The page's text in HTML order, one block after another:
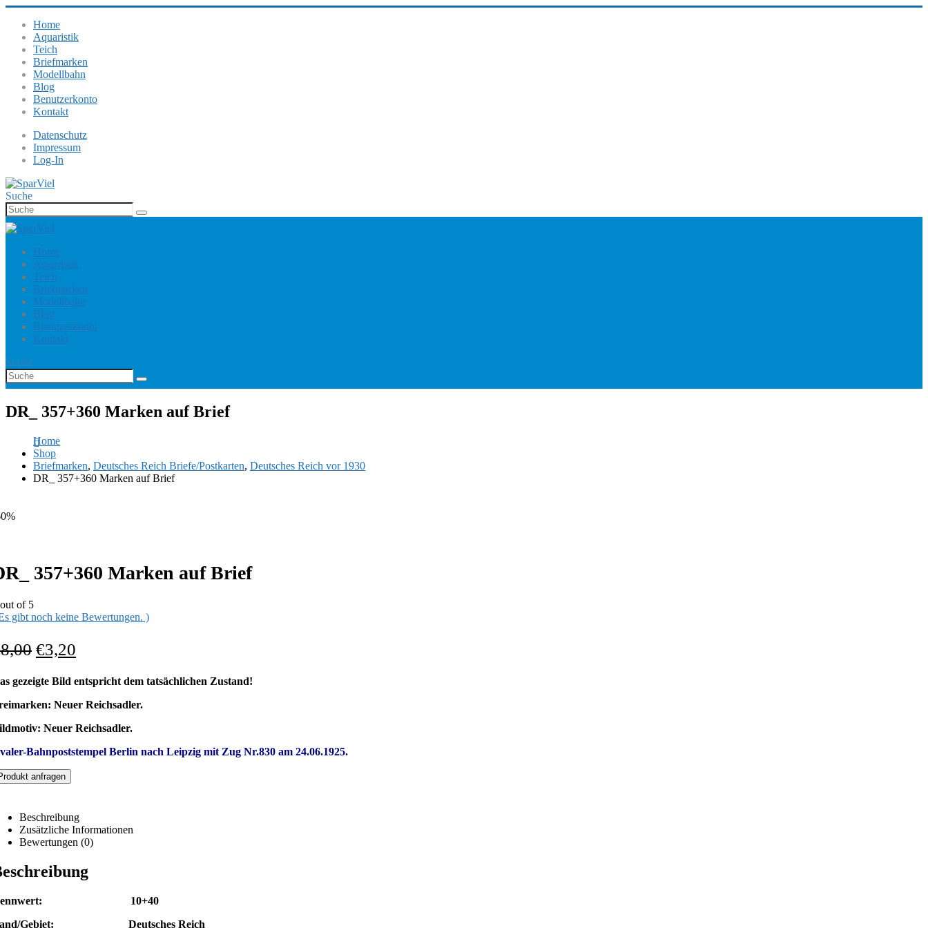
Home
Aquaristik
Teich
Briefmarken
Modellbahn
Blog
Benutzerkonto
Kontakt
Datenschutz
Impressum
Log-In
Suche
Home
Aquaristik
Teich
Briefmarken
Modellbahn
Blog
Benutzerkonto
Kontakt
Suche
DR_ 357+360 Marken auf Brief
Home
Shop
Briefmarken, Deutsches Reich Briefe/Postkarten, Deutsches Reich vor 1930
DR_ 357+360 Marken auf Brief
357+360 Marken auf Brief
of 5
gibt noch keine Bewertungen. )
8,00 €3,20
gezeigte Bild entspricht dem tatsächlichen Zustand!
Neuer Reichsadler.
Neuer Reichsadler.
Bahnpoststempel Berlin nach Leipzig mit Zug Nr.830 am 24.06.1925.
anfragen
Beschreibung
Zusätzliche Informationen
Bewertungen (0)
10+40
Gebiet: Deutsches Reich